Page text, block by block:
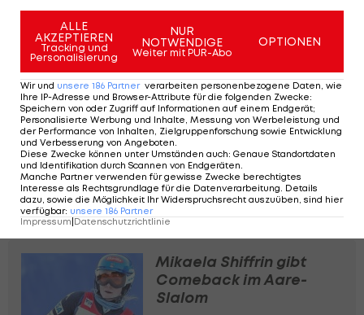
Am Sonntag geht es dann für die Frauen mit
einem Slalom weiter (1. Durchgang ab 10:30 Uhr im
LIVE-Ticker >>>).
Die Startliste für den Riesenslalom in
Aare:
Der Stand im RTL-Weltcup:
Mikaela Shiffrin gibt
Comeback im Aare-
Slalom
ALLE
AKZEPTIEREN
Tracking und
Personalisierung
NUR
NOTWENDIGE
Weiter mit PUR-Abo
OPTIONEN
Wir und unsere 186 Partner verarbeiten personenbezogene Daten, wie
Ihre IP-Adresse und Browser-Attribute für die folgenden Zwecke:
Speichern von oder Zugriff auf Informationen auf einem Endgerät;
Personalisierte Werbung und Inhalte, Messung von Werbeleistung und
der Performance von Inhalten, Zielgruppenforschung sowie Entwicklung
und Verbesserung von Angeboten
Diese Zwecke können unter Umständen auch: Genaue Standortdaten
und Identifikation durch Scannen von Endgeräten
Manche Partner verwenden für gewisse Zwecke berechtigtes
Interesse als Rechtsgrundlage für die Datenverarbeitung. Details
dazu, sowie die Möglichkeit Ihr Widerspruchsrecht auszuüben, sind hier
verfügbar: unsere 186 Partner
Impressum|Datenschutzrichtlinie